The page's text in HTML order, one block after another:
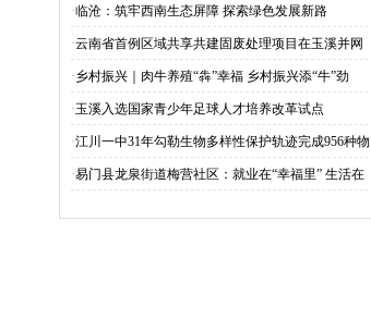
·临沧：筑牢西南生态屏障 探索绿色发展新路
·云南省首例区域共享共建固废处理项目在玉溪并网
发电
· 乡村振兴｜肉牛养殖“犇”幸福 乡村振兴添“牛”劲
·玉溪入选国家青少年足球人才培养改革试点
·江川一中31年勾勒生物多样性保护轨迹完成956种物
种科学鉴定，拍摄动植物照片8000余幅
·易门县龙泉街道梅营社区：就业在“幸福里” 生活在